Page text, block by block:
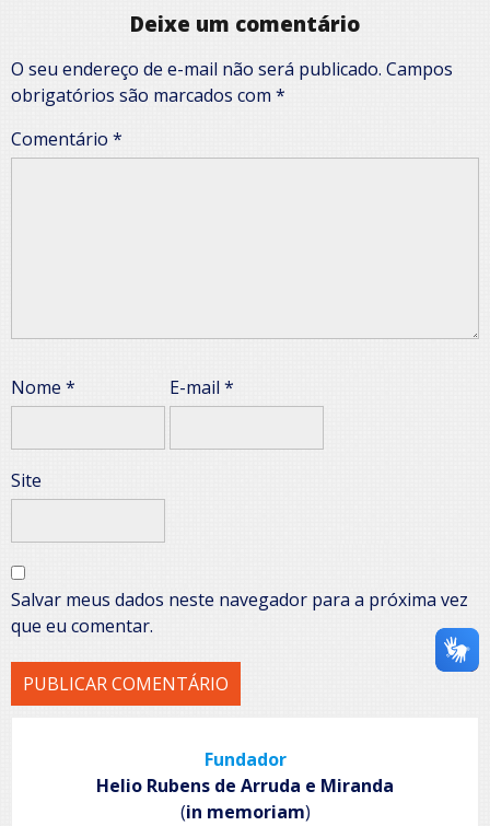
Deixe um comentário
O seu endereço de e-mail não será publicado. Campos
obrigatórios são marcados com *
Comentário *
Nome * E-mail *
Site
Salvar meus dados neste navegador para a próxima vez
que eu comentar.
Fundador
Helio Rubens de Arruda e Miranda
(in memoriam)